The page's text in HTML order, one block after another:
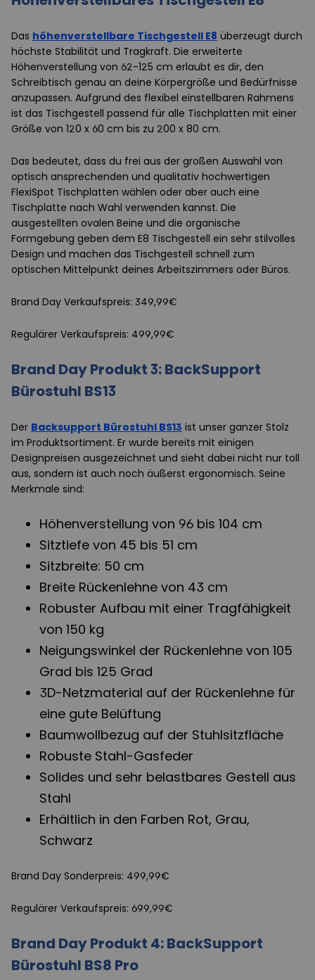
Das höhenverstellbare Tischgestell E8 überzeugt durch
höchste Stabilität und Tragkraft. Die erweiterte
Höhenverstellung von 62-125 cm erlaubt es dir, den
Schreibtisch genau an deine Körpergröße und Bedürfnisse
anzupassen. Aufgrund des flexibel einstellbaren Rahmens
ist das Tischgestell passend für alle Tischplatten mit einer
Größe von 120 x 60 cm bis zu 200 x 80 cm.
Das bedeutet, dass du frei aus der großen Auswahl von
optisch ansprechenden und qualitativ hochwertigen
FlexiSpot Tischplatten wählen oder aber auch eine
Tischplatte nach Wahl verwenden kannst. Die
ausgestellten ovalen Beine und die organische
Formgebung geben dem E8 Tischgestell ein sehr stilvolles
Design und machen das Tischgestell schnell zum
optischen Mittelpunkt deines Arbeitszimmers oder Büros.
Brand Day Verkaufspreis: 349,99€
Regulärer Verkaufspreis: 499,99€
Brand Day Produkt 3: BackSupport
Bürostuhl BS13
Der Backsupport Bürostuhl BS13 ist unser ganzer Stolz
im Produktsortiment. Er wurde bereits mit einigen
Designpreisen ausgezeichnet und sieht dabei nicht nur toll
aus, sondern ist auch noch äußerst ergonomisch. Seine
Merkmale sind:
Höhenverstellung von 96 bis 104 cm
Sitztiefe von 45 bis 51 cm
Sitzbreite: 50 cm
Breite Rückenlehne von 43 cm
Robuster Aufbau mit einer Tragfähigkeit
von 150 kg
Neigungswinkel der Rückenlehne von 105
Grad bis 125 Grad
3D-Netzmaterial auf der Rückenlehne für
eine gute Belüftung
Baumwollbezug auf der Stuhlsitzfläche
Robuste Stahl-Gasfeder
Solides und sehr belastbares Gestell aus
Stahl
Erhältlich in den Farben Rot, Grau,
Schwarz
Brand Day Sonderpreis: 499,99€
Regulärer Verkaufspreis: 699,99€
Brand Day Produkt 4: BackSupport
Bürostuhl BS8 Pro